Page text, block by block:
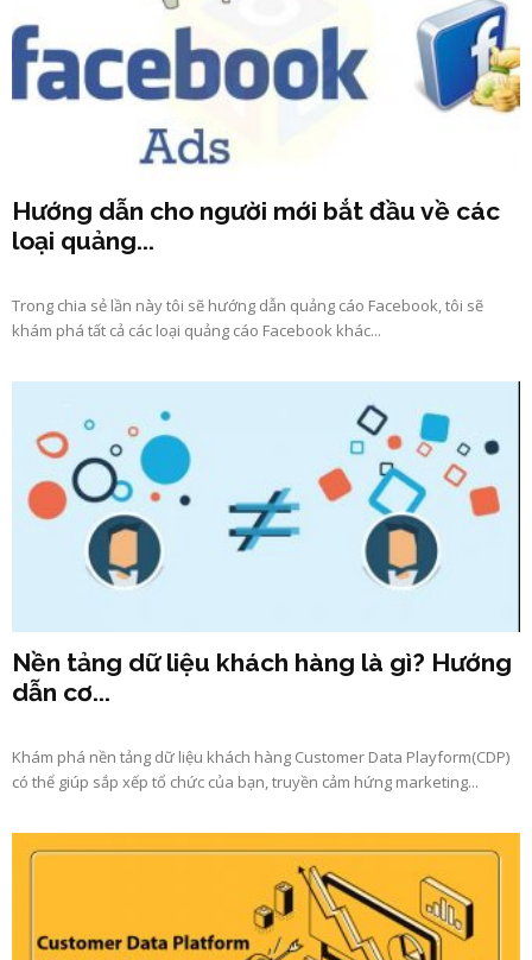
Hướng dẫn cho người mới bắt đầu về các
loại quảng...
Trong chia sẻ lần này tôi sẽ hướng dẫn quảng cáo Facebook, tôi sẽ
khám phá tất cả các loại quảng cáo Facebook khác...
Nền tảng dữ liệu khách hàng là gì? Hướng
dẫn cơ...
Khám phá nền tảng dữ liệu khách hàng Customer Data Playform(CDP)
có thể giúp sắp xếp tổ chức của bạn, truyền cảm hứng marketing...